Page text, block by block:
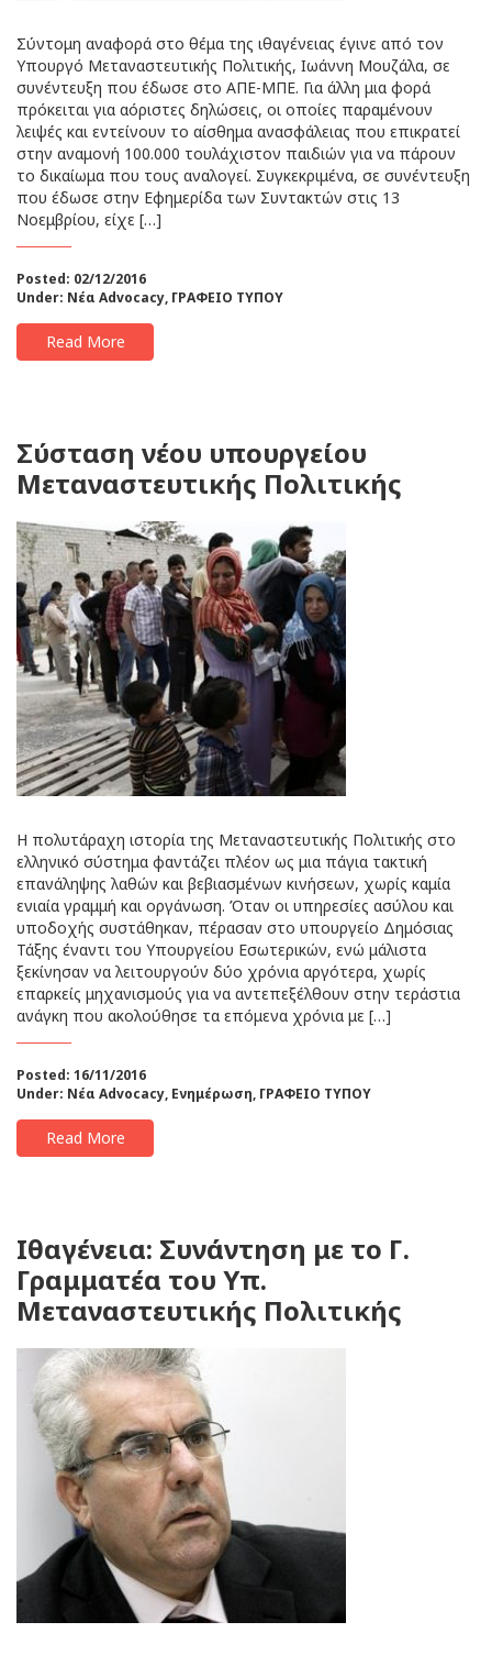
Σύντομη αναφορά στο θέμα της ιθαγένειας έγινε από τον
Υπουργό Μεταναστευτικής Πολιτικής, Ιωάννη Μουζάλα, σε
συνέντευξη που έδωσε στο ΑΠΕ-ΜΠΕ. Για άλλη μια φορά
πρόκειται για αόριστες δηλώσεις, οι οποίες παραμένουν
λειψές και εντείνουν το αίσθημα ανασφάλειας που επικρατεί
στην αναμονή 100.000 τουλάχιστον παιδιών για να πάρουν
το δικαίωμα που τους αναλογεί. Συγκεκριμένα, σε συνέντευξη
που έδωσε στην Εφημερίδα των Συντακτών στις 13
Νοεμβρίου, είχε […]
Posted: 02/12/2016
Under: Νέα Advocacy, ΓΡΑΦΕΙΟ ΤΥΠΟΥ
Read More
Σύσταση νέου υπουργείου
Μεταναστευτικής Πολιτικής
Η πολυτάραχη ιστορία της Μεταναστευτικής Πολιτικής στο
ελληνικό σύστημα φαντάζει πλέον ως μια πάγια τακτική
επανάληψης λαθών και βεβιασμένων κινήσεων, χωρίς καμία
ενιαία γραμμή και οργάνωση. Όταν οι υπηρεσίες ασύλου και
υποδοχής συστάθηκαν, πέρασαν στο υπουργείο Δημόσιας
Τάξης έναντι του Υπουργείου Εσωτερικών, ενώ μάλιστα
ξεκίνησαν να λειτουργούν δύο χρόνια αργότερα, χωρίς
επαρκείς μηχανισμούς για να αντεπεξέλθουν στην τεράστια
ανάγκη που ακολούθησε τα επόμενα χρόνια με […]
Posted: 16/11/2016
Under: Νέα Advocacy, Ενημέρωση, ΓΡΑΦΕΙΟ ΤΥΠΟΥ
Read More
Ιθαγένεια: Συνάντηση με το Γ.
Γραμματέα του Υπ.
Μεταναστευτικής Πολιτικής